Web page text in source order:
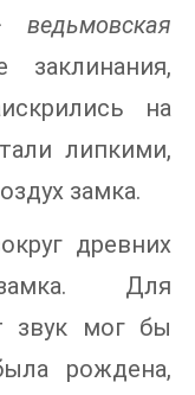
на
липкими,
замка.
древних
Для
звук мог бы
рождена,